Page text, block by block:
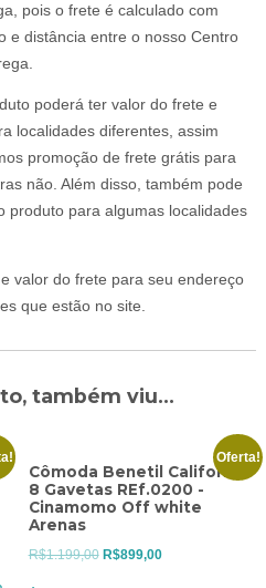
pois o frete é calculado com
e distância entre o nosso Centro
poderá ter valor do frete e
localidades diferentes, assim
promoção de frete grátis para
não. Além disso, também pode
produto para algumas localidades
valor do frete para seu endereço
que estão no site.
também viu...
Oferta!
Cômoda Benetil California
8 Gavetas REf.0200 -
Cinamomo Off white
Arenas
R$1.199,00 OR$899,00O